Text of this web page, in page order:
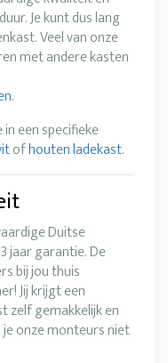
Je kunt dus lang
Veel van onze
met andere kasten
.
een specifieke
ofhouten ladekast.
Duitse
jaar garantie. De
bij jou thuis
Jij krijgt een
zelf gemakkelijk en
je onze monteurs niet